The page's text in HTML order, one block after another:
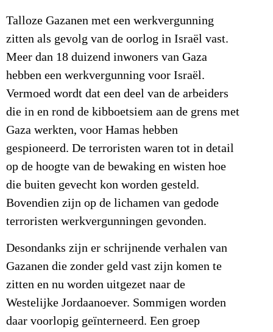
Talloze Gazanen met een werkvergunning
zitten als gevolg van de oorlog in Israël vast.
Meer dan 18 duizend inwoners van Gaza
hebben een werkvergunning voor Israël.
Vermoed wordt dat een deel van de arbeiders
die in en rond de kibboetsiem aan de grens met
Gaza werkten, voor Hamas hebben
gespioneerd. De terroristen waren tot in detail
op de hoogte van de bewaking en wisten hoe
die buiten gevecht kon worden gesteld.
Bovendien zijn op de lichamen van gedode
terroristen werkvergunningen gevonden.
Desondanks zijn er schrijnende verhalen van
Gazanen die zonder geld vast zijn komen te
zitten en nu worden uitgezet naar de
Westelijke Jordaanoever. Sommigen worden
daar voorlopig geïnterneerd. Een groep